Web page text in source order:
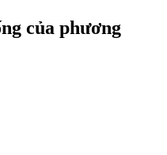
của phương